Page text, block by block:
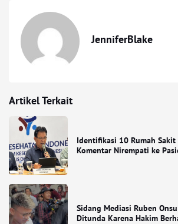
JenniferBlake
Artikel Terkait
Identifikasi 10 Rumah Sakit
Komentar Nirempati ke
Sidang Mediasi Ruben
Ditunda Karena Hakim